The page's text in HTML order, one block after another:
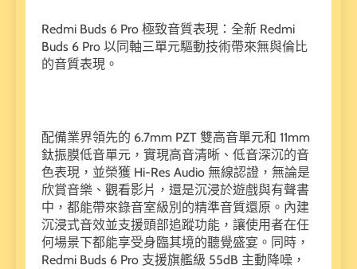
Redmi Buds 6 Pro 極致音質表現：全新 Redmi
Buds 6 Pro 以同軸三單元驅動技術帶來無與倫比
的音質表現。
配備業界領先的 6.7mm PZT 雙高音單元和 11mm
鈦振膜低音單元，實現高音清晰、低音深沉的音
色表現，並榮獲 Hi-Res Audio 無線認證，無論是
欣賞音樂、觀看影片，還是沉浸於遊戲與有聲書
中，都能帶來錄音室級別的精準音質還原。內建
沉浸式音效並支援頭部追蹤功能，讓使用者在任
何場景下都能享受身臨其境的聽覺盛宴。同時，
Redmi Buds 6 Pro 支援旗艦級 55dB 主動降噪，